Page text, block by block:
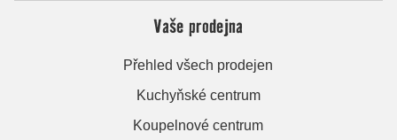
Vaše prodejna
Přehled všech prodejen
Kuchyňské centrum
Koupelnové centrum